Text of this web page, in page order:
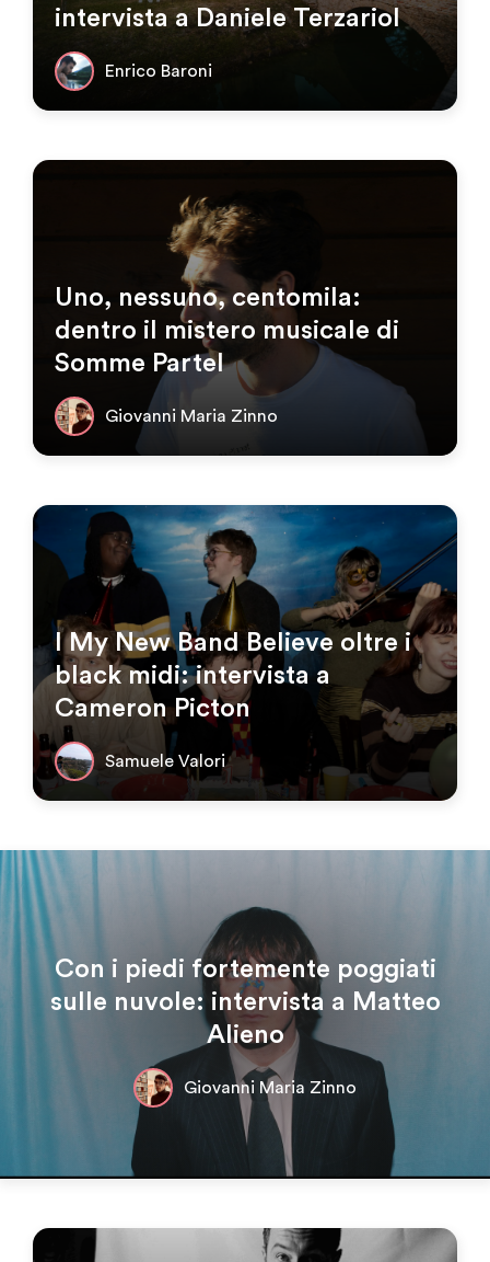
intervista a Daniele Terzariol
Enrico Baroni
Uno, nessuno, centomila:
dentro il mistero musicale di
Somme Partel
Giovanni Maria Zinno
I My New Band Believe oltre i
black midi: intervista a
Cameron Picton
Samuele Valori
Con i piedi fortemente poggiati
sulle nuvole: intervista a Matteo
Alieno
Giovanni Maria Zinno